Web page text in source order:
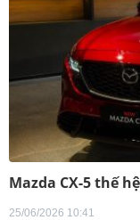
Mazda CX-5 thế
25/06/2026 10:41